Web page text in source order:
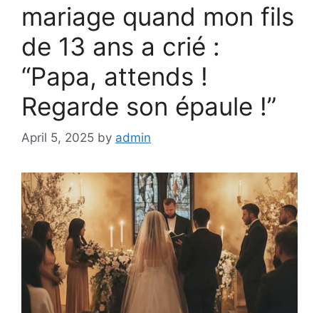
mariage quand mon fils
de 13 ans a crié :
“Papa, attends !
Regarde son épaule !”
April 5, 2025 by admin